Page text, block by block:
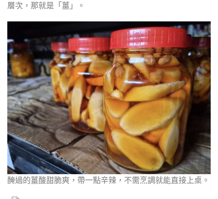
層次，那就是「薑」。
醃過的薑酸甜脆爽，帶一點辛辣，不需烹調就能直接上桌。